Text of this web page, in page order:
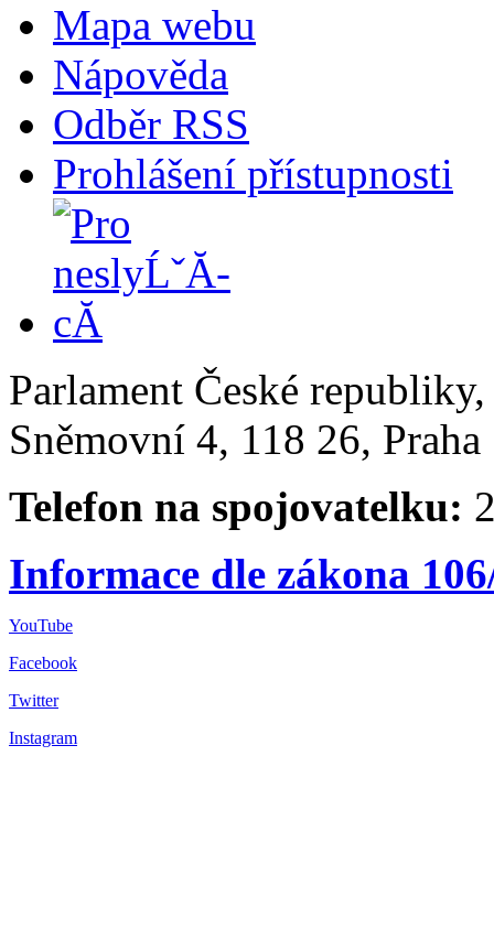
Mapa webu
Nápověda
Odběr RSS
Prohlášení přístupnosti
Parlament České
Sněmovní 4, 118 26,
Telefon na spojovatelku:
Informace dle zákona
YouTube
Facebook
Twitter
Instagram